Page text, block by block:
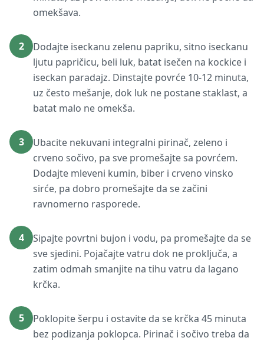
omekšava.
2
Dodajte iseckanu zelenu papriku, sitno iseckanu
ljutu papričicu, beli luk, batat isečen na kockice i
iseckan paradajz. Dinstajte povrće 10-12 minuta,
uz često mešanje, dok luk ne postane staklast, a
batat malo ne omekša.
3
Ubacite nekuvani integralni pirinač, zeleno i
crveno sočivo, pa sve promešajte sa povrćem.
Dodajte mleveni kumin, biber i crveno vinsko
sirće, pa dobro promešajte da se začini
ravnomerno rasporede.
4
Sipajte povrtni bujon i vodu, pa promešajte da se
sve sjedini. Pojačajte vatru dok ne proključa, a
zatim odmah smanjite na tihu vatru da lagano
krčka.
5
Poklopite šerpu i ostavite da se krčka 45 minuta
bez podizanja poklopca. Pirinač i sočivo treba da